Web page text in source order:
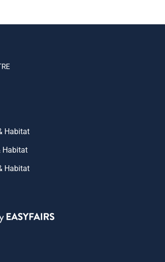
Habitat
Habitat
Habitat